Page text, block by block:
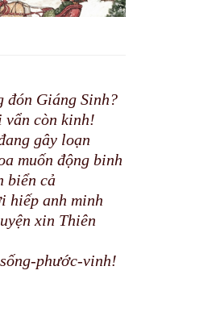
đón Giáng Sinh?
còn kinh!
gây loạn
muốn động binh
biển cả
hiếp anh minh
xin Thiên
phước-vinh!